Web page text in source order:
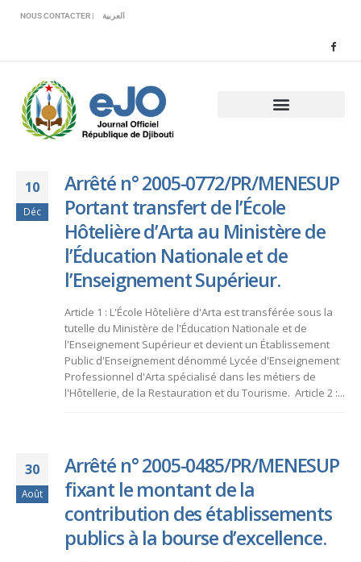
comprend
système
NOUS CONTACTER | العربية
10
Déc
Arrêté n° 2005-0772/PR/MENESUP
Portant transfert de l’École
Hôtelière d’Arta au Ministère de
l’Éducation Nationale et de
l’Enseignement Supérieur.
Article 1 : L'École Hôtelière d'Arta est transférée sous la
tutelle du Ministère de l'Éducation Nationale et de
l'Enseignement Supérieur et devient un Établissement
Public d'Enseignement dénommé Lycée d'Enseignement
Professionnel d'Arta spécialisé dans les métiers de
l'Hôtellerie, de la Restauration et du Tourisme. Article 2 :...
30
Août
Arrêté n° 2005-0485/PR/MENESUP
fixant le montant de la
contribution des établissements
publics à la bourse d’excellence.